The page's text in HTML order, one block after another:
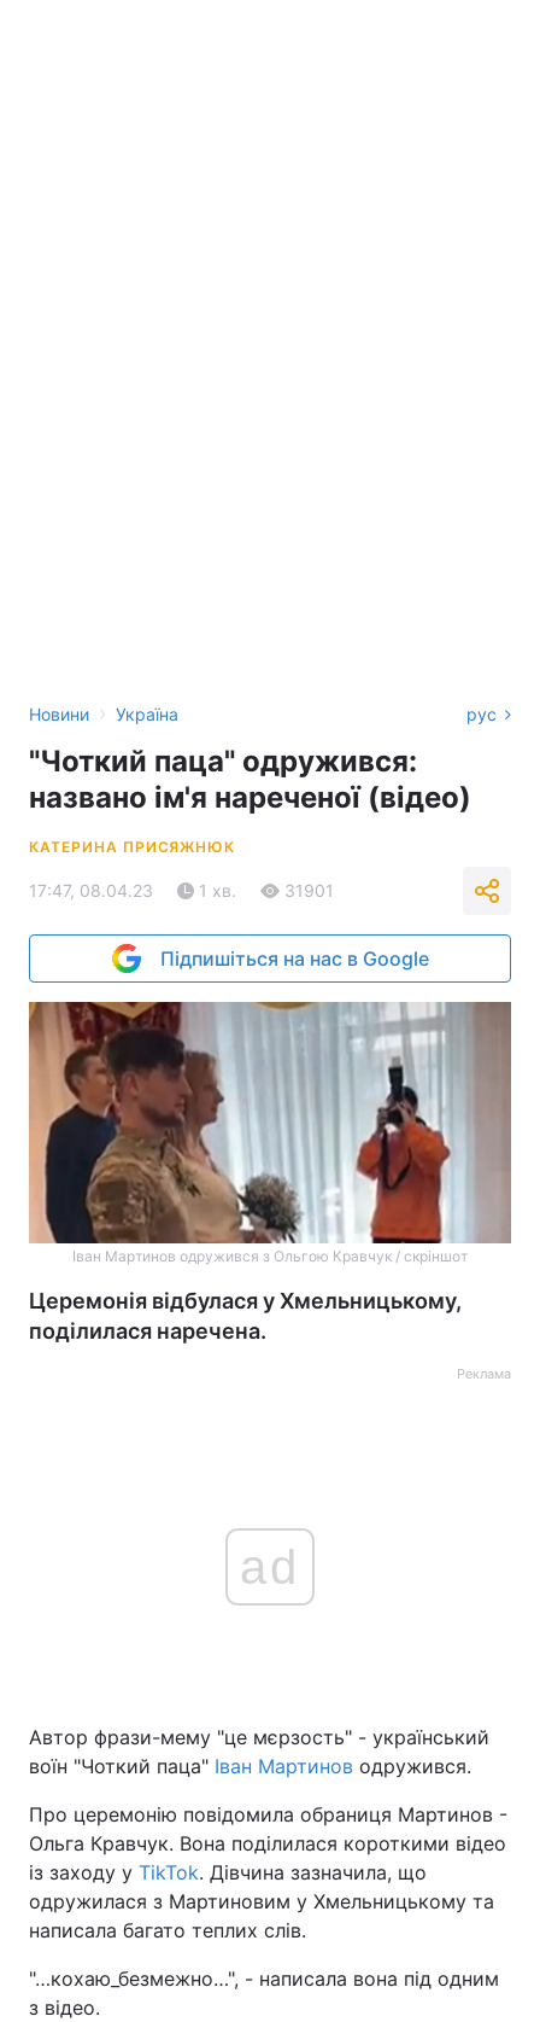
Новини › Україна рус
"Чоткий паца" одружився:
названо ім'я нареченої (відео)
КАТЕРИНА ПРИСЯЖНЮК
17:47, 08.04.23 1 хв. 31901
Підпишіться на нас в Google
Іван Мартинов одружився з Ольгою Кравчук / скріншот
Церемонія відбулася у Хмельницькому,
поділилася наречена.
Реклама
ad
Автор фрази-мему "це мєрзость" - український
воїн "Чоткий паца" Іван Мартинов одружився.
Про церемонію повідомила обраниця Мартинов -
Ольга Кравчук. Вона поділилася короткими відео
із заходу у TikTok. Дівчина зазначила, що
одружилася з Мартиновим у Хмельницькому та
написала багато теплих слів.
"…кохаю_безмежно…", - написала вона під одним
з відео.